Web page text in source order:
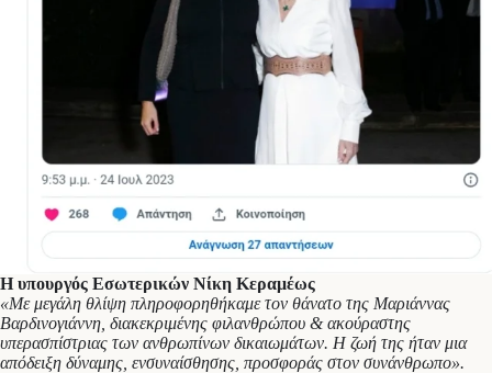
Η υπουργός Εσωτερικών Νίκη Κεραμέως
«Με μεγάλη θλίψη πληροφορηθήκαμε τον θάνατο της Μαριάννας
Βαρδινογιάννη, διακεκριμένης φιλανθρώπου & ακούραστης
υπερασπίστριας των ανθρωπίνων δικαιωμάτων. Η ζωή της ήταν μια
απόδειξη δύναμης, ενσυναίσθησης, προσφοράς στον συνάνθρωπο».